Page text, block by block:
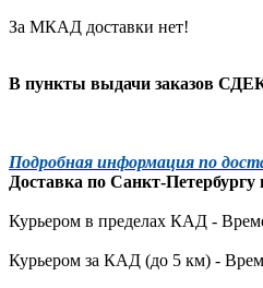
За МКАД доставки нет!
В пункты выдачи заказов
Подробная информация по
Доставка по Санкт-Петербургу
Курьером в пределах КАД -
Курьером за КАД (до 5 км) -